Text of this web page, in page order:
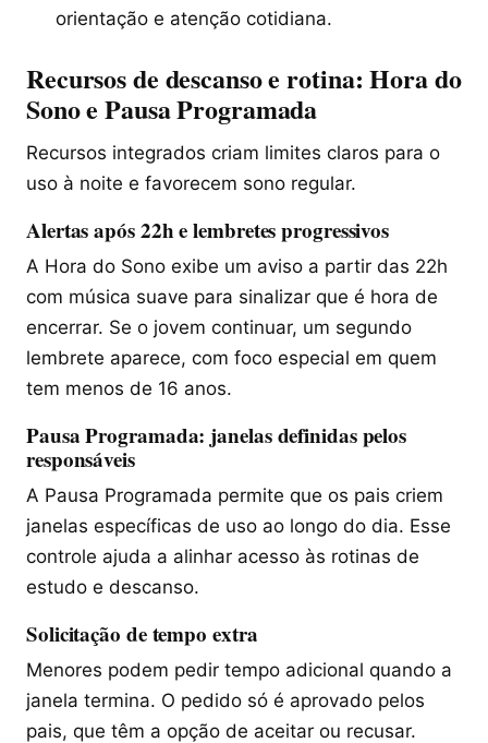
orientação e atenção cotidiana.
Recursos de descanso e rotina: Hora do
Sono e Pausa Programada
Recursos integrados criam limites claros para o
uso à noite e favorecem sono regular.
Alertas após 22h e lembretes progressivos
A Hora do Sono exibe um aviso a partir das 22h
com música suave para sinalizar que é hora de
encerrar. Se o jovem continuar, um segundo
lembrete aparece, com foco especial em quem
tem menos de 16 anos.
Pausa Programada: janelas definidas pelos
responsáveis
A Pausa Programada permite que os pais criem
janelas específicas de uso ao longo do dia. Esse
controle ajuda a alinhar acesso às rotinas de
estudo e descanso.
Solicitação de tempo extra
Menores podem pedir tempo adicional quando a
janela termina. O pedido só é aprovado pelos
pais, que têm a opção de aceitar ou recusar.